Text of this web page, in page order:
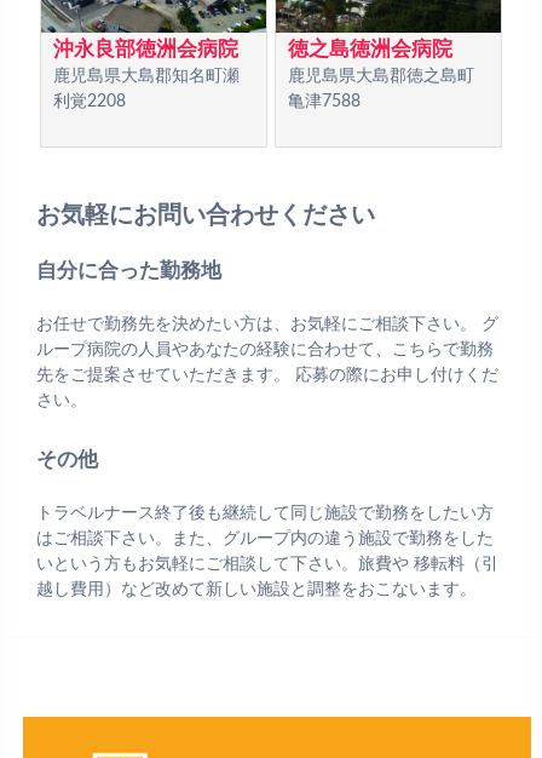
沖永良部徳洲会病院
鹿児島県大島郡知名町瀬
利覚2208
徳之島徳洲会病院
鹿児島県大島郡徳之島町
亀津7588
お気軽にお問い合わせください
自分に合った勤務地
お任せで勤務先を決めたい方は、お気軽にご相談下さい。 グ
ループ病院の人員やあなたの経験に合わせて、こちらで勤務
先をご提案させていただきます。 応募の際にお申し付けくだ
さい。
その他
トラベルナース終了後も継続して同じ施設で勤務をしたい方
はご相談下さい。また、グループ内の違う施設で勤務をした
いという方もお気軽にご相談して下さい。旅費や 移転料（引
越し費用）など改めて新しい施設と調整をおこないます。